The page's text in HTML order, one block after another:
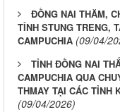
ĐỒNG NAI THĂM,
TỈNH STUNG TRENG,
CAMPUCHIA (09/04/
TỈNH ĐỒNG NAI
CAMPUCHIA QUA
THMAY TẠI CÁC TỈNH
(09/04/2026)